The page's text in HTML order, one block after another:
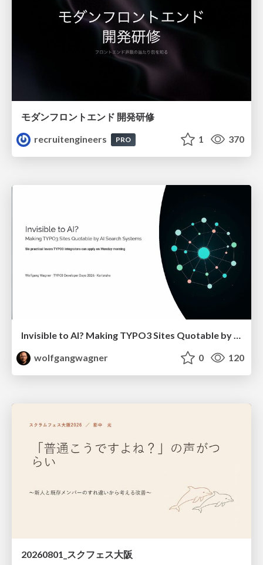
モダンフロントエンド 開発研修
recruitengineers
PRO 1 370
Invisible to AI? Making TYPO3 Sites Quotable by AI Search Systems
wolfgangwagner
0 120
20260801_スクフェス大阪